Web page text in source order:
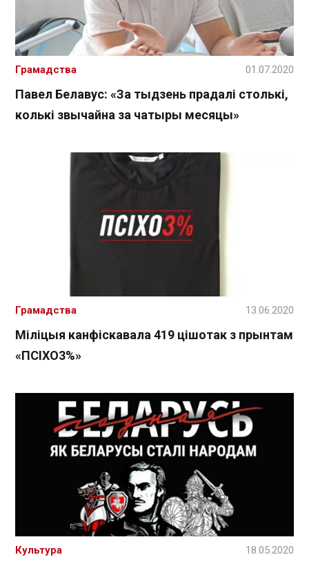
Павел Белавус: «За тыдзень прадалі столькі,
колькі звычайна за чатыры месяцы»
Грамадства 01.07.2020
Міліцыя канфіскавала 419 цішотак з прынтам
«ПСІХО3%»
Грамадства 13.06.2020
Культура 18.05.2020